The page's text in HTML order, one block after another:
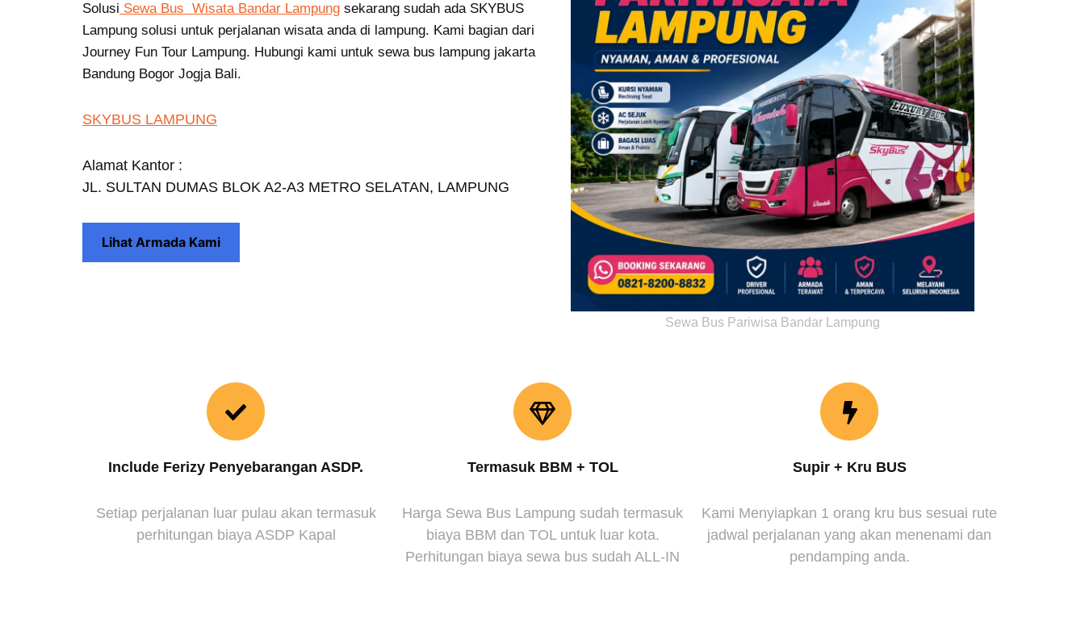
Solusi Sewa Bus Wisata Bandar Lampung sekarang sudah ada SKYBUS
Lampung solusi untuk perjalanan wisata anda di lampung. Kami bagian dari
Journey Fun Tour Lampung. Hubungi kami untuk sewa bus lampung jakarta
Bandung Bogor Jogja Bali.
SKYBUS LAMPUNG
Alamat Kantor :
JL. SULTAN DUMAS BLOK A2-A3 METRO SELATAN, LAMPUNG
Lihat Armada Kami
Sewa Bus Pariwisa Bandar Lampung
Include Ferizy Penyebarangan ASDP.
Setiap perjalanan luar pulau akan termasuk
perhitungan biaya ASDP Kapal
Termasuk BBM + TOL
Harga Sewa Bus Lampung sudah termasuk
biaya BBM dan TOL untuk luar kota.
Perhitungan biaya sewa bus sudah ALL-IN
Supir + Kru BUS
Kami Menyiapkan 1 orang kru bus sesuai rute
jadwal perjalanan yang akan menenami dan
pendamping anda.